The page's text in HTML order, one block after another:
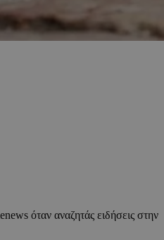
όταν αναζητάς ειδήσεις στην